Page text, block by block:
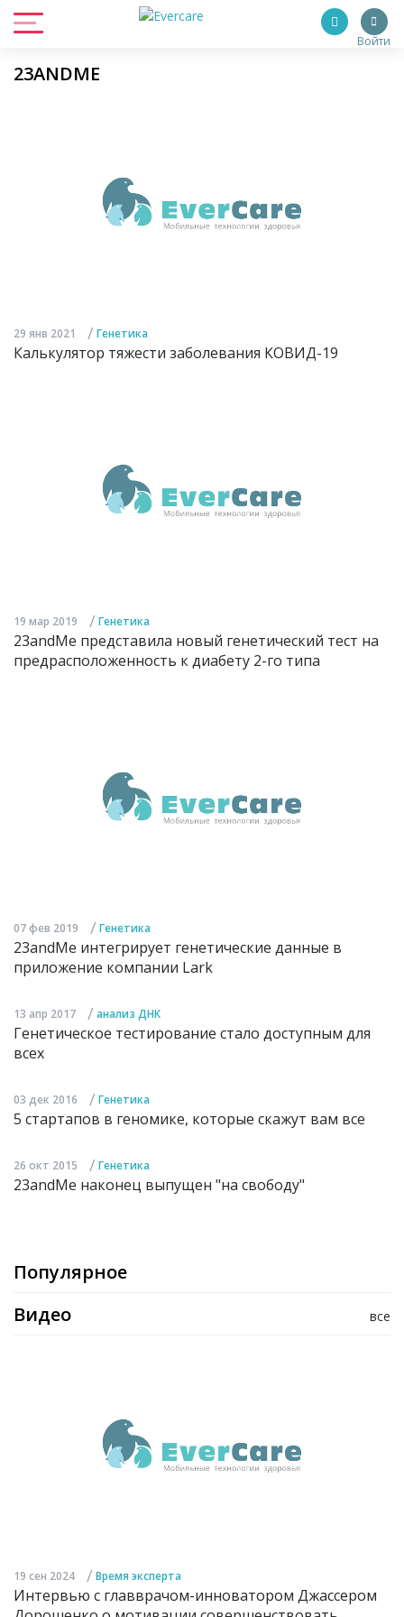
Войти
23ANDME
29 янв 2021 / Генетика
Калькулятор тяжести заболевания КОВИД-19
19 мар 2019 / Генетика
23andMe представила новый генетический тест на
предрасположенность к диабету 2-го типа
07 фев 2019 / Генетика
23andMe интегрирует генетические данные в
приложение компании Lark
13 апр 2017 / анализ ДНК
Генетическое тестирование стало доступным для
всех
03 дек 2016 / Генетика
5 стартапов в геномике, которые скажут вам все
26 окт 2015 / Генетика
23andMe наконец выпущен "на свободу"
Популярное
все
Видео
19 сен 2024 / Время эксперта
Интервью с главврачом-инноватором Джассером